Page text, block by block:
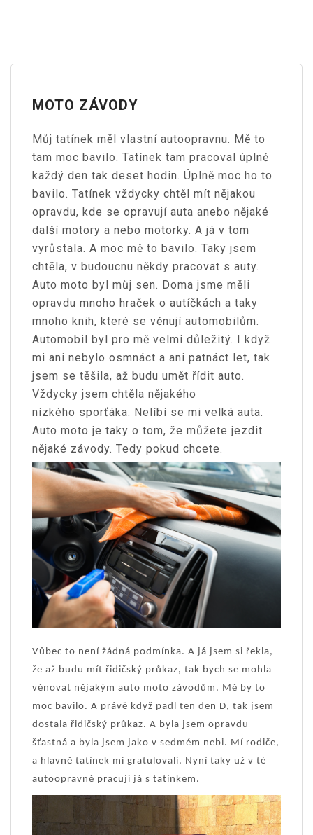
MOTO ZÁVODY
Můj tatínek měl vlastní autoopravnu. Mě to
tam moc bavilo. Tatínek tam pracoval úplně
každý den tak deset hodin. Úplně moc ho to
bavilo. Tatínek vždycky chtěl mít nějakou
opravdu, kde se opravují auta anebo nějaké
další motory a nebo motorky. A já v tom
vyrůstala. A moc mě to bavilo. Taky jsem
chtěla, v budoucnu někdy pracovat s auty.
Auto moto byl můj sen. Doma jsme měli
opravdu mnoho hraček o autíčkách a taky
mnoho knih, které se věnují automobilům.
Automobil byl pro mě velmi důležitý. I když
mi ani nebylo osmnáct a ani patnáct let, tak
jsem se těšila, až budu umět řídit auto.
Vždycky jsem chtěla nějakého
nízkého sporťáka. Nelíbí se mi velká auta.
Auto moto je taky o tom, že můžete jezdit
nějaké závody. Tedy pokud chcete.
Vůbec to není žádná podmínka. A já jsem si řekla,
že až budu mít řidičský průkaz, tak bych se mohla
věnovat nějakým auto moto závodům. Mě by to
moc bavilo. A právě když padl ten den D, tak jsem
dostala řidičský průkaz. A byla jsem opravdu
šťastná a byla jsem jako v sedmém nebi. Mí rodiče,
a hlavně tatínek mi gratulovali. Nyní taky už v té
autoopravně pracuji já s tatínkem.